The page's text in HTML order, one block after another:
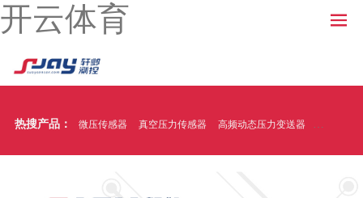
开云体育
热搜产品： 微压传感器 真空压力传感器 高频动态压力变送器 温压一体